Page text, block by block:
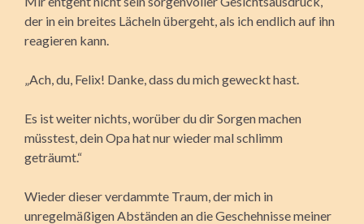
der in ein breites Lächeln übergeht, als ich endlich auf ihn
reagieren kann.
„Ach, du, Felix! Danke, dass du mich geweckt hast.
Es ist weiter nichts, worüber du dir Sorgen machen
müsstest, dein Opa hat nur wieder mal schlimm
geträumt.“
Wieder dieser verdammte Traum, der mich in
unregelmäßigen Abständen an die Geschehnisse meiner